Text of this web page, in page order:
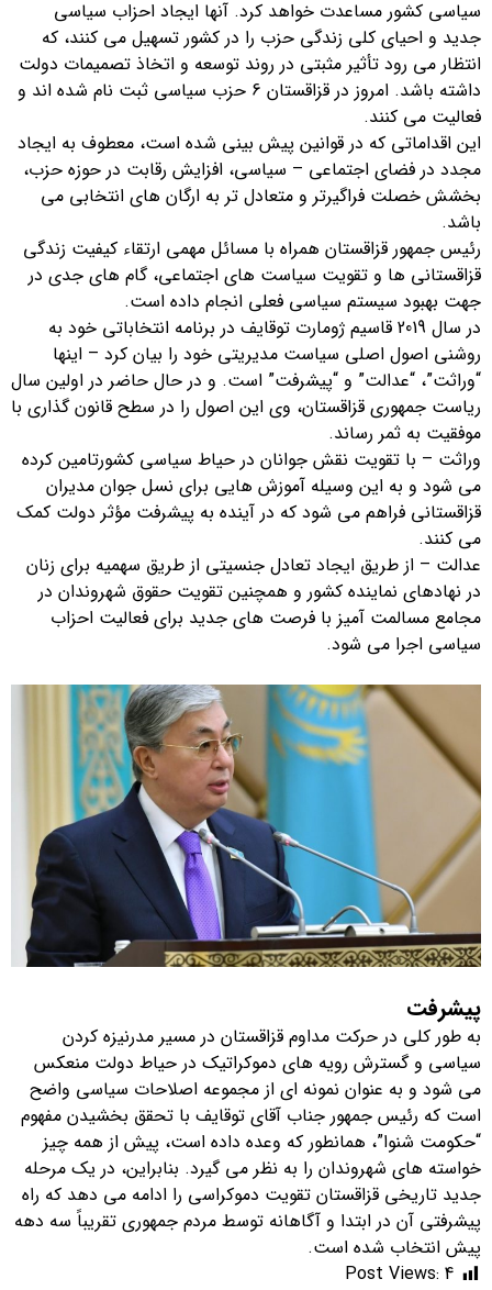
سیاسی کشور مساعدت خواهد کرد. آنها ایجاد احزاب سیاسی
جدید و احیای کلی زندگی حزب را در کشور تسهیل می کنند، که
انتظار می رود تأثیر مثبتی در روند توسعه و اتخاذ تصمیمات دولت
داشته باشد. امروز در قزاقستان 6 حزب سیاسی ثبت نام شده اند و
فعالیت می کنند.
این اقداماتی که در قوانین پیش بینی شده است، معطوف به ایجاد
مجدد در فضای اجتماعی – سیاسی، افزایش رقابت در حوزه حزب،
بخشش خصلت فراگیرتر و متعادل تر به ارگان های انتخابی می
باشد.
رئیس جمهور قزاقستان همراه با مسائل مهمی ارتقاء كیفیت زندگی
قزاقستانی ها و تقویت سیاست های اجتماعی، گام های جدی در
جهت بهبود سیستم سیاسی فعلی انجام داده است.
در سال 2019 قاسیم ژومارت توقایف در برنامه انتخاباتی خود به
روشنی اصول اصلی سیاست مدیریتی خود را بیان کرد – اینها
“وراثت”، “عدالت” و “پیشرفت” است. و در حال حاضر در اولین سال
ریاست جمهوری قزاقستان، وی این اصول را در سطح قانون گذاری با
موفقیت به ثمر رساند.
وراثت – با تقویت نقش جوانان در حیاط سیاسی کشورتامین کرده
می شود و به این وسیله آموزش هایی برای نسل جوان مدیران
قزاقستانی فراهم می شود که در آینده به پیشرفت مؤثر دولت کمک
می کنند.
عدالت – از طریق ایجاد تعادل جنسیتی از طریق سهمیه برای زنان
در نهادهای نماینده کشور و همچنین تقویت حقوق شهروندان در
مجامع مسالمت آمیز با فرصت های جدید برای فعالیت احزاب
سیاسی اجرا می شود.
پیشرفت
به طور کلی در حرکت مداوم قزاقستان در مسیر مدرنیزه کردن
سیاسی و گسترش رویه های دموکراتیک در حیاط دولت منعکس
می شود و به عنوان نمونه ای از مجموعه اصلاحات سیاسی واضح
است كه رئیس جمهور جناب آقای توقایف با تحقق بخشیدن مفهوم
“حکومت شنوا”، همانطور كه ​​وعده داده است، پیش از همه چیز
خواسته های شهروندان را به نظر می گیرد. بنابراین، در یک مرحله
جدید تاریخی قزاقستان تقویت دموکراسی را ادامه می دهد که راه
پیشرفتی آن در ابتدا و آگاهانه توسط مردم جمهوری تقریباً سه دهه
پیش انتخاب شده است.
Post Views: 4